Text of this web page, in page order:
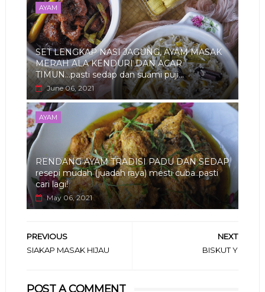
AYAM
SET LENGKAP NASI JAGUNG, AYAM MASAK
MERAH ALA KENDURI DAN ACAR
TIMUN...pasti sedap dan suami puji...
June 06, 2021
AYAM
RENDANG AYAM TRADISI PADU DAN SEDAP
resepi mudah (juadah raya) mesti cuba..pasti
cari lagi!
May 06, 2021
NEXT
BISKUT Y
PREVIOUS
SIAKAP MASAK HIJAU
POST A COMMENT